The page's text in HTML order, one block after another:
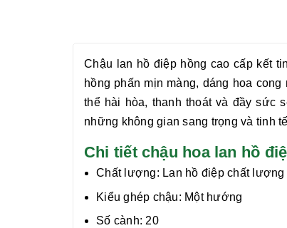
Chậu lan hồ điệp hồng cao cấp kết
hồng phấn mịn màng, dáng hoa
thể hài hòa, thanh thoát và đầy sức
những không gian sang trọng và tinh
Chi tiết chậu hoa lan hồ
Chất lượng: Lan hồ điệp chất lượng
Kiểu ghép chậu: Một hướng
Số cành: 20